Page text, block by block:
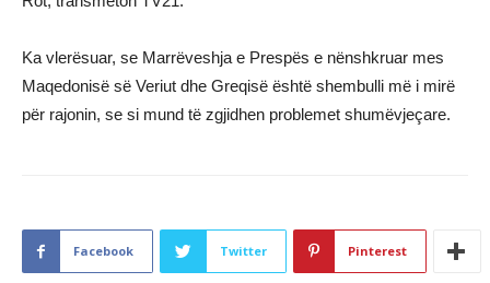
Ka vlerësuar, se Marrëveshja e Prespës e nënshkruar mes
Maqedonisë së Veriut dhe Greqisë është shembulli më i mirë
për rajonin, se si mund të zgjidhen problemet shumëvjeçare.
Facebook Twitter Pinterest